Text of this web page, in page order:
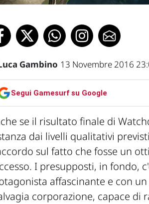
Gambino 13 Novembre 2016
Segui Gamesurf su Google
se il risultato finale di
dai livelli qualitativi
sul fatto che fosse un
I presupposti, in fondo,
affascinante e con
corporazione, capace di